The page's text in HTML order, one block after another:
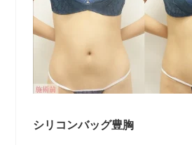
シリコンバッグ豊胸